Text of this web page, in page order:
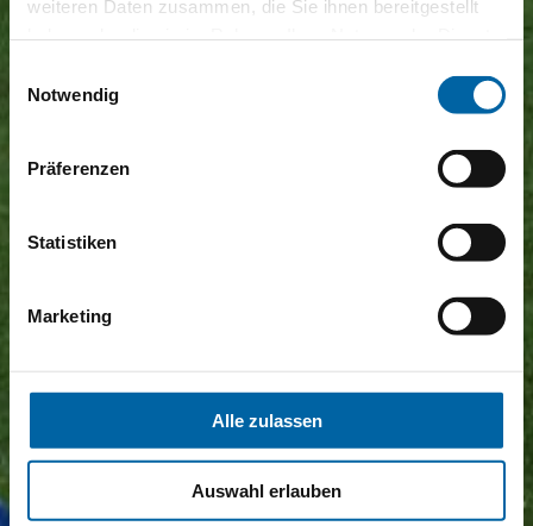
weiteren Daten zusammen, die Sie ihnen bereitgestellt
Notwendig
Präferenzen
Statistiken
Marketing
Alle zulassen
Auswahl erlauben